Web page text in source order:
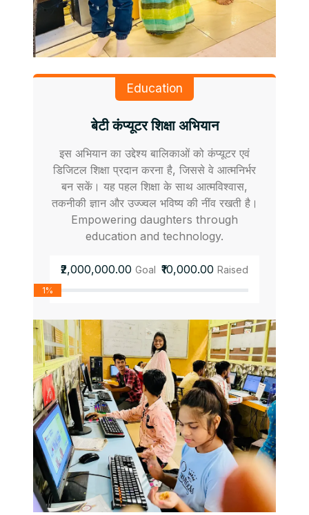
Education
बेटी कंप्यूटर शिक्षा अभियान
इस अभियान का उद्देश्य बालिकाओं को कंप्यूटर एवं
डिजिटल शिक्षा प्रदान करना है, जिससे वे आत्मनिर्भर
बन सकें। यह पहल शिक्षा के साथ आत्मविश्वास,
तकनीकी ज्ञान और उज्ज्वल भविष्य की नींव रखती है।
Empowering daughters through
education and technology.
₹2,000,000.00 Goal ₹10,000.00 Raised
1%